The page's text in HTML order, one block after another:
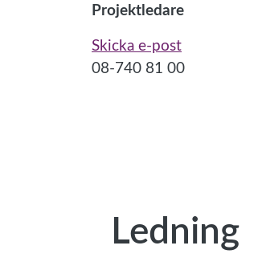
Projektledare
Skicka e-post
08-740 81 00
Ledning